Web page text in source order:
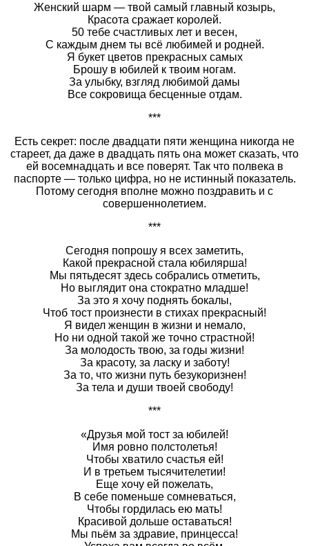
Женский шарм — твой самый главный козырь,
Красота сражает королей.
50 тебе счастливых лет и весен,
С каждым днем ты всё любимей и родней.
Я букет цветов прекрасных самых
Брошу в юбилей к твоим ногам.
За улыбку, взгляд любимой дамы
Все сокровища бесценные отдам.
***
Есть секрет: после двадцати пяти женщина никогда не
стареет, да даже в двадцать пять она может сказать, что
ей восемнадцать и все поверят. Так что полвека в
паспорте — только цифра, но не истинный показатель.
Потому сегодня вполне можно поздравить и с
совершеннолетием.
***
Сегодня попрошу я всех заметить,
Какой прекрасной стала юбилярша!
Мы пятьдесят здесь собрались отметить,
Но выглядит она стократно младше!
За это я хочу поднять бокалы,
Чтоб тост произнести в стихах прекрасный!
Я видел женщин в жизни и немало,
Но ни одной такой же точно страстной!
За молодость твою, за годы жизни!
За красоту, за ласку и заботу!
За то, что жизни путь безукоризнен!
За тела и души твоей свободу!
***
«Друзья мой тост за юбилей!
Имя ровно полстолетья!
Чтобы хватило счастья ей!
И в третьем тысячителетии!
Еще хочу ей пожелать,
В себе поменьше сомневаться,
Чтобы гордилась ею мать!
Красивой дольше оставаться!
Мы пьём за здравие, принцесса!